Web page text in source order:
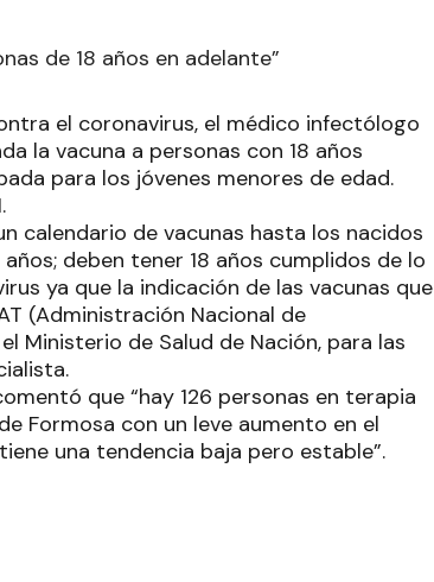
de 18 años en adelante”
el coronavirus, el médico infectólogo
la vacuna a personas con 18 años
para los jóvenes menores de edad.
calendario de vacunas hasta los nacidos
deben tener 18 años cumplidos de lo
ya que la indicación de las vacunas que
(Administración Nacional de
Ministerio de Salud de Nación, para las
que “hay 126 personas en terapia
Formosa con un leve aumento en el
una tendencia baja pero estable”.